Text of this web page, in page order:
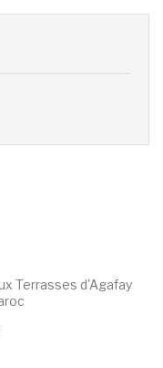
Terrasses d'Agafay